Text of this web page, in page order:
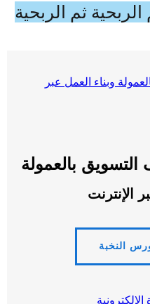
ثم الربحية
التسويق بالعمولة
الإنترنت
النخبة